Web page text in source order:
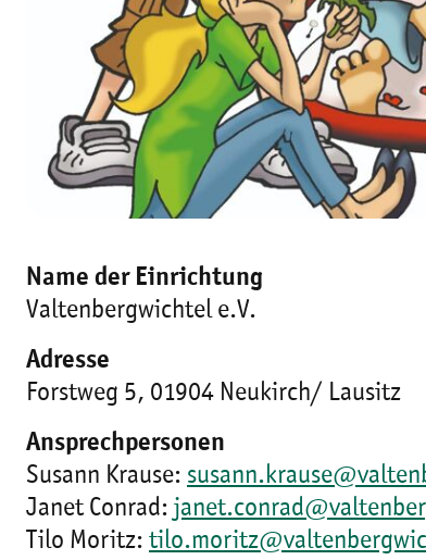
Name der Einrichtung
Valtenbergwichtel e.V.
Adresse
Forstweg 5, 01904 Neukirch/ Lausitz
Ansprechpersonen
Susann Krause:
Janet Conrad:
Tilo Moritz: